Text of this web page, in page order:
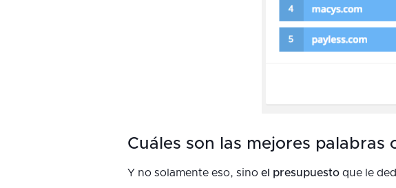
Cuáles son las mejores palabras
Y no solamente eso, sino el presupuestoque le